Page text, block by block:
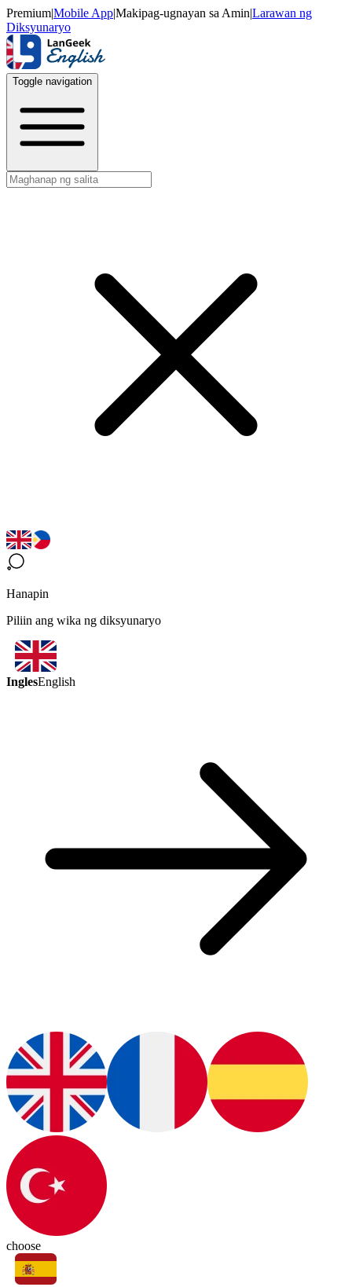
Premium|Mobile App|Makipag-ugnayan sa Amin|Larawan ng
Diksyunaryo
Toggle navigation
Hanapin
Piliin ang wika ng diksyunaryo
InglesEnglish
choose